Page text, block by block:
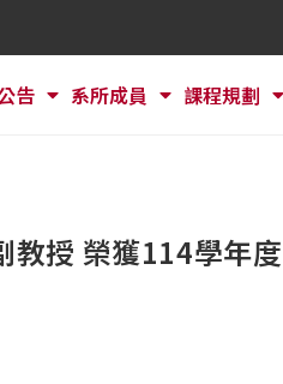
告 系所成員 課程規劃
教授 榮獲114學年